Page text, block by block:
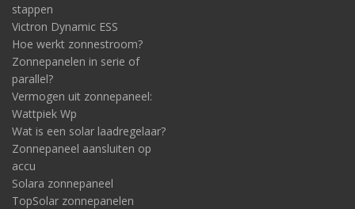
stappen
Victron Dynamic ESS
Hoe werkt zonnestroom?
Zonnepanelen in serie of
parallel?
Vermogen uit zonnepaneel:
Wattpiek Wp
Wat is een solar laadregelaar?
Zonnepaneel aansluiten op
accu
Solara zonnepaneel
TopSolar zonnepanelen